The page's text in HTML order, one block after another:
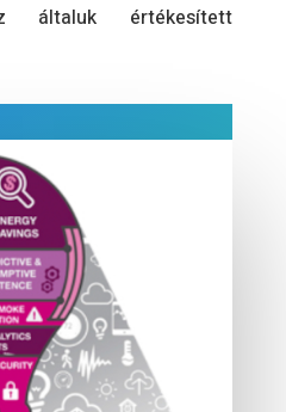
általuk értékesített